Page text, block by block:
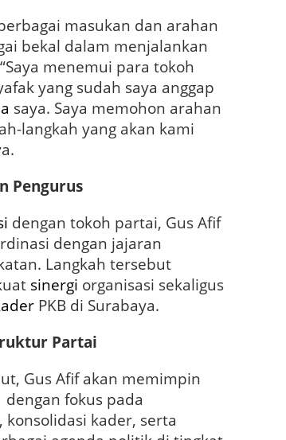
masukan dan arahan
bekal dalam menjalankan
menemui para tokoh
yang sudah saya anggap
saya. Saya memohon arahan
langkah yang akan kami
Pengurus
dengan tokoh partai, Gus Afif
dengan jajaran
Langkah tersebut
sinergi organisasi sekaligus
PKB di Surabaya.
Partai
Gus Afif akan memimpin
dengan fokus pada
kader, serta